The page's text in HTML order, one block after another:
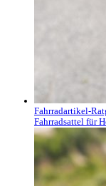
Fahrradartikel-
Fahrradsattel für